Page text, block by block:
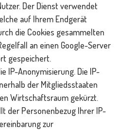
Der Dienst verwendet
auf Ihrem Endgerät
die Cookies gesammelten
an einen Google-Server
gespeichert.
IP-Anonymisierung. Die IP-
der Mitgliedsstaaten
Wirtschaftsraum gekürzt.
der Personenbezug Ihrer IP-
zur